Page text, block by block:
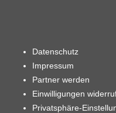
Datenschutz
Impressum
Partner werden
Einwilligungen
Privatsphäre-